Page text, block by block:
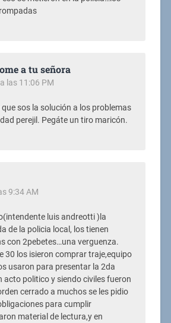
a tu señora
las 11:06 PM
sos la solución a los problemas
perejil. Pegáte un tiro maricón.
9:34 AM
luis andreotti )la
de la policia local, los tienen
con 2pebetes…una verguenza.
30 los isieron comprar traje,equipo
usaron para presentar la 2da
acto politico y siendo civiles fueron
cerrado a muchos se les pidio
para cumplir
material de lectura,y en